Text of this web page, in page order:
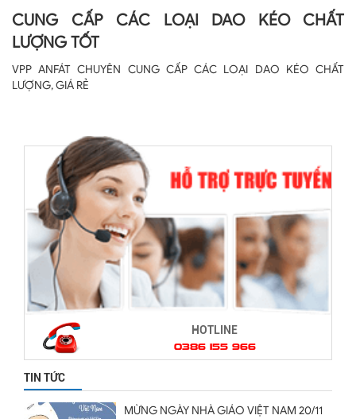
HOTLINE
0386 155 966
TIN TỨC
MỪNG NGÀY NHÀ GIÁO VIỆT NAM 20/11
CUNG CẤP CÁC LOẠI DAO KÉO CHẤT
LƯỢNG TỐT
VPP ANFÁT CHUYÊN CUNG CẤP CÁC LOẠI DAO KÉO CHẤT
LƯỢNG, GIÁ RẺ